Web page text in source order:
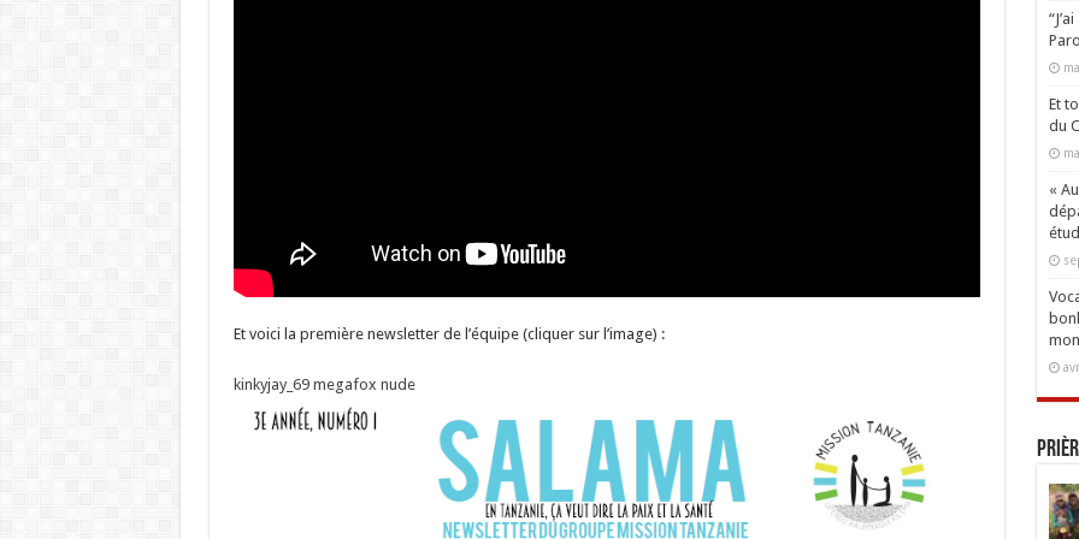
Et voici la première newsletter de l’équipe (cliquer sur l’image) :
kinkyjay_69 megafox nude
Et
du
«